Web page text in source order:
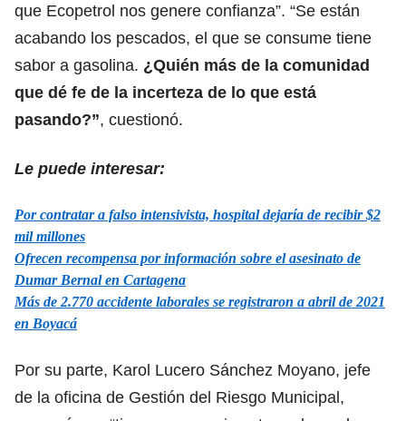
que Ecopetrol nos genere confianza”. “Se están
acabando los pescados, el que se consume tiene
sabor a gasolina. ¿Quién más de la comunidad
que dé fe de la incerteza de lo que está
pasando?”, cuestionó.
Le puede interesar:
Por contratar a falso intensivista, hospital dejaría de recibir $2
mil millones
Ofrecen recompensa por información sobre el asesinato de
Dumar Bernal en Cartagena
Más de 2.770 accidente laborales se registraron a abril de 2021
en Boyacá
Por su parte, Karol Lucero Sánchez Moyano, jefe
de la oficina de Gestión del Riesgo Municipal,